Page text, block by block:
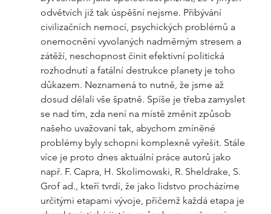
odvětvích již tak úspěšní nejsme. Přibývání
civilizačních nemocí, psychických problémů a
onemocnění vyvolaných nadměrným stresem a
zátěží, neschopnost činit efektivní politická
rozhodnutí a fatální destrukce planety je toho
důkazem. Neznamená to nutně, že jsme až
dosud dělali vše špatně. Spíše je třeba zamyslet
se nad tím, zda není na místě změnit způsob
našeho uvažovaní tak, abychom zmíněné
problémy byly schopni komplexně vyřešit. Stále
více je proto dnes aktuální práce autorů jako
např. F. Capra, H. Skolimowski, R. Sheldrake, S.
Grof ad., kteří tvrdí, že jako lidstvo procházíme
určitými etapami vývoje, přičemž každá etapa je